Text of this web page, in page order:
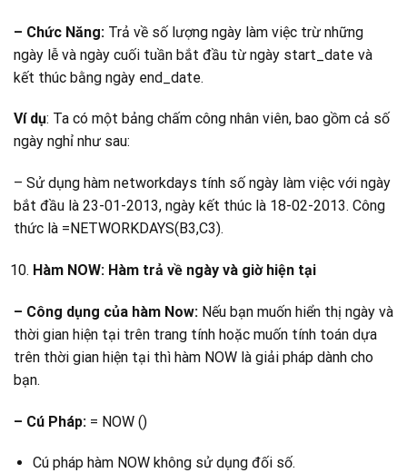
– Chức Năng: Trả về số lượng ngày làm việc trừ những
ngày lễ và ngày cuối tuần bắt đầu từ ngày start_date và
kết thúc bằng ngày end_date.
Ví dụ: Ta có một bảng chấm công nhân viên, bao gồm cả số
ngày nghỉ như sau:
– Sử dụng hàm networkdays tính số ngày làm việc với ngày
bắt đầu là 23-01-2013, ngày kết thúc là 18-02-2013. Công
thức là =NETWORKDAYS(B3,C3).
Hàm NOW: Hàm trả về ngày và giờ hiện tại
– Công dụng của hàm Now: Nếu bạn muốn hiển thị ngày và
thời gian hiện tại trên trang tính hoặc muốn tính toán dựa
trên thời gian hiện tại thì hàm NOW là giải pháp dành cho
bạn.
– Cú Pháp: = NOW ()
Cú pháp hàm NOW không sử dụng đối số.